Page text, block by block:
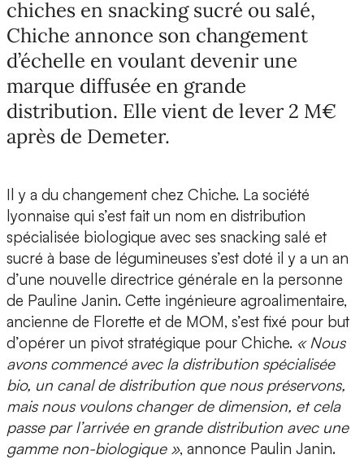
chiches en snacking sucré ou salé,
Chiche annonce son changement
d’échelle en voulant devenir une
marque diffusée en grande
distribution. Elle vient de lever 2 M€
après de Demeter.
Il y a du changement chez Chiche. La société
lyonnaise qui s’est fait un nom en distribution
spécialisée biologique avec ses snacking salé et
sucré à base de légumineuses s’est doté il y a un an
d’une nouvelle directrice générale en la personne
de Pauline Janin. Cette ingénieure agroalimentaire,
ancienne de Florette et de MOM, s’est fixé pour but
d’opérer un pivot stratégique pour Chiche. « Nous
avons commencé avec la distribution spécialisée
bio, un canal de distribution que nous préservons,
mais nous voulons changer de dimension, et cela
passe par l’arrivée en grande distribution avec une
gamme non-biologique », annonce Paulin Janin.